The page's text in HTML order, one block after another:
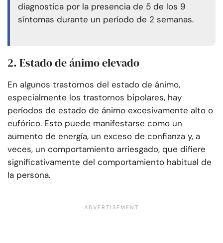
diagnostica por la presencia de 5 de los 9
síntomas durante un período de 2 semanas.
2. Estado de ánimo elevado
En algunos trastornos del estado de ánimo,
especialmente los trastornos bipolares, hay
períodos de estado de ánimo excesivamente alto o
eufórico. Esto puede manifestarse como un
aumento de energía, un exceso de confianza y, a
veces, un comportamiento arriesgado, que difiere
significativamente del comportamiento habitual de
la persona.